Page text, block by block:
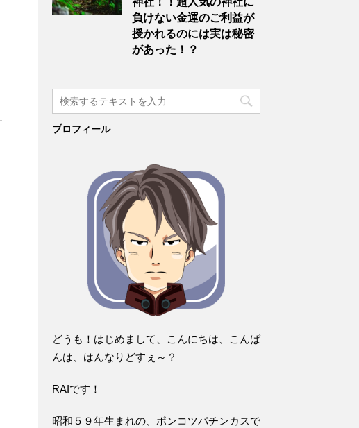
負けない金運のご利益が
授かれるのには実は秘密
があった！？
プロフィール
どうも！はじめまして、こんにちは、こんば
んは、はんなりどすぇ～？
RAIです！
昭和５９年生まれの、ポンコツパチンカスで